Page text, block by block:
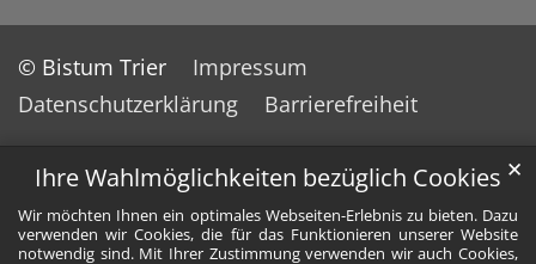
Ihre Wahlmöglichkeiten bezüglich Cookies
Wir möchten Ihnen ein optimales Webseiten-Erlebnis zu bieten. Dazu
verwenden wir Cookies, die für das Funktionieren unserer Website
notwendig sind. Mit Ihrer Zustimmung verwenden wir auch Cookies,
✕
© Bistum Trier
Impressum
Datenschutzerklärung
Barrierefreiheit